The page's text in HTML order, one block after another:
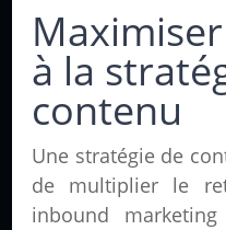
à la
contenu
Une stratégie de
de multiplier le
inbound